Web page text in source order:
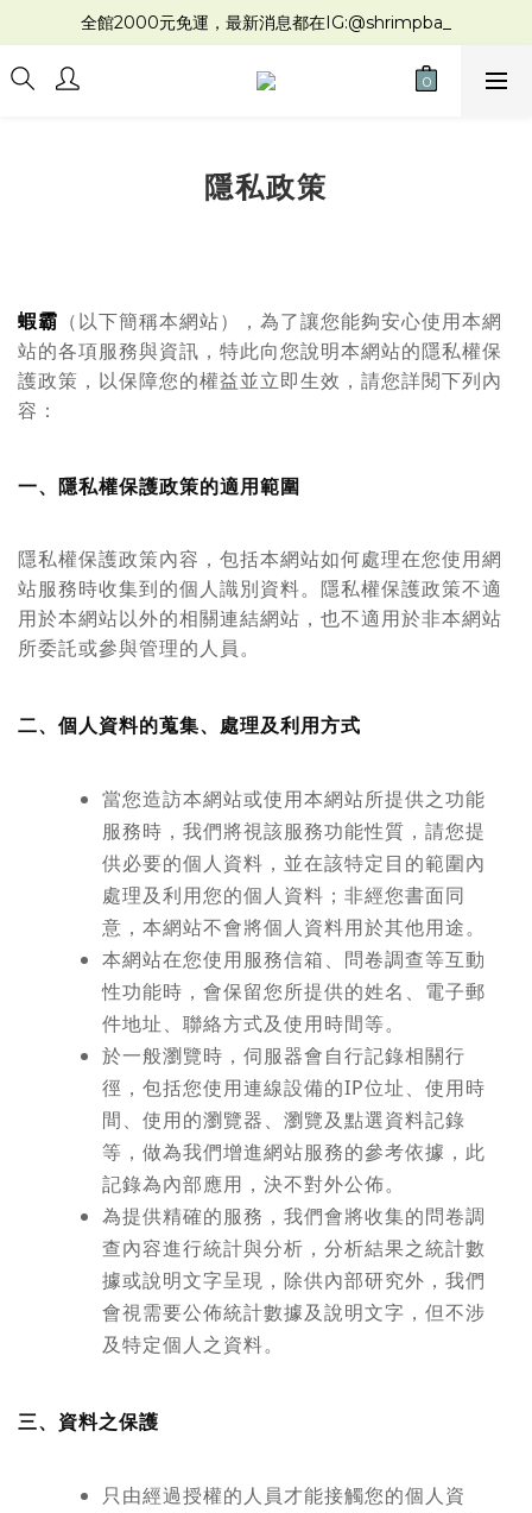
全館2000元免運，最新消息都在IG:@shrimpba_
隱私政策
蝦霸 （以下簡稱本網站），為了讓您能夠安心使用本網
站的各項服務與資訊，特此向您說明本網站的隱私權保
護政策，以保障您的權益並立即生效，請您詳閱下列內
容：
一、隱私權保護政策的適用範圍
隱私權保護政策內容，包括本網站如何處理在您使用網
站服務時收集到的個人識別資料。隱私權保護政策不適
用於本網站以外的相關連結網站，也不適用於非本網站
所委託或參與管理的人員。
二、個人資料的蒐集、處理及利用方式
當您造訪本網站或使用本網站所提供之功能
服務時，我們將視該服務功能性質，請您提
供必要的個人資料，並在該特定目的範圍內
處理及利用您的個人資料；非經您書面同
意，本網站不會將個人資料用於其他用途。
本網站在您使用服務信箱、問卷調查等互動
性功能時，會保留您所提供的姓名、電子郵
件地址、聯絡方式及使用時間等。
於一般瀏覽時，伺服器會自行記錄相關行
徑，包括您使用連線設備的IP位址、使用時
間、使用的瀏覽器、瀏覽及點選資料記錄
等，做為我們增進網站服務的參考依據，此
記錄為內部應用，決不對外公佈。
為提供精確的服務，我們會將收集的問卷調
查內容進行統計與分析，分析結果之統計數
據或說明文字呈現，除供內部研究外，我們
會視需要公佈統計數據及說明文字，但不涉
及特定個人之資料。
三、資料之保護
只由經過授權的人員才能接觸您的個人資